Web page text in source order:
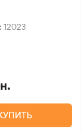
12023